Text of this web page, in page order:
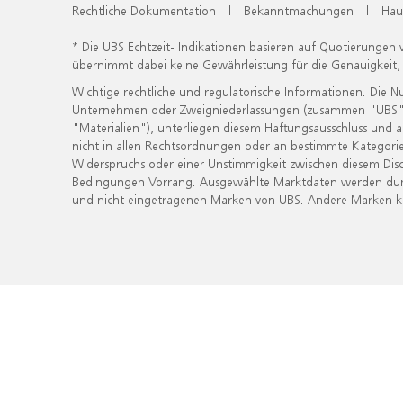
Rechtliche Dokumentation | Bekanntmachungen |
* Die UBS Echtzeit- Indikationen basieren auf
übernimmt dabei keine Gewährleistung für die
Wichtige rechtliche und regulatorische Informationen. Die
Unternehmen oder Zweigniederlassungen (zusammen
"Materialien"), unterliegen diesem Haftungsausschluss
nicht in allen Rechtsordnungen oder an bestimmte
Widerspruchs oder einer Unstimmigkeit zwischen diesem
Bedingungen Vorrang. Ausgewählte Marktdaten werden
und nicht eingetragenen Marken von UBS. Andere Marken